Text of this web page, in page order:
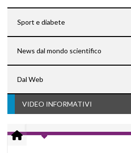
Sport e diabete
News dal mondo scientifico
Dal Web
VIDEO INFORMATIVI